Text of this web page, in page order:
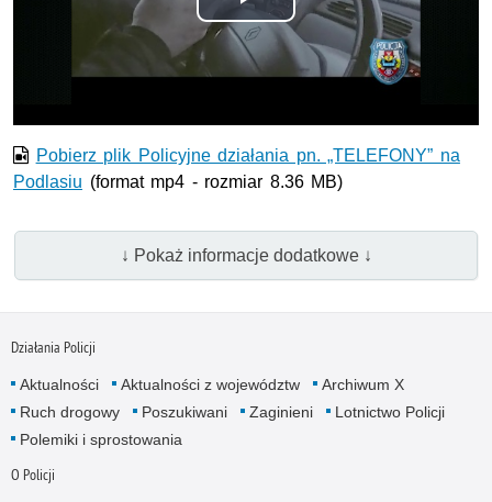
Odtwórz
wideo
Pobierz plik Policyjne działania pn. „TELEFONY” na
Podlasiu (format mp4 - rozmiar 8.36 MB)
↓ Pokaż informacje dodatkowe ↓
Działania Policji
Aktualności Aktualności z województw
Archiwum X
Ruch drogowy
Poszukiwani Zaginieni
Lotnictwo Policji
Polemiki i sprostowania
O Policji